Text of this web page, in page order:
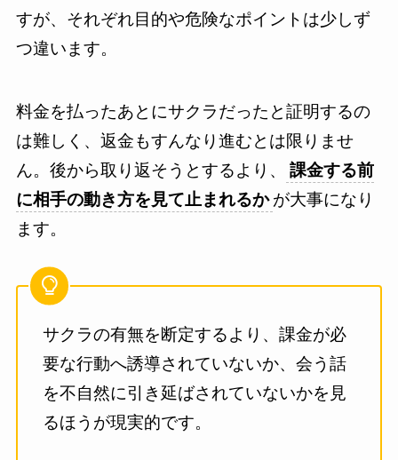
すが、それぞれ目的や危険なポイントは少しず
つ違います。
料金を払ったあとにサクラだったと証明するの
は難しく、返金もすんなり進むとは限りませ
ん。後から取り返そうとするより、
課金する前
に相手の動き方を見て止まれるか が大事になり
ます。
サクラの有無を断定するより、課金が必
要な行動へ誘導されていないか、会う話
を不自然に引き延ばされていないかを見
るほうが現実的です。